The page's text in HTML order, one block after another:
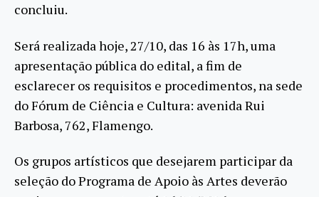
concluiu.
Será realizada hoje, 27/10, das 16 às 17h, uma
apresentação pública do edital, a fim de
esclarecer os requisitos e procedimentos, na sede
do Fórum de Ciência e Cultura: avenida Rui
Barbosa, 762, Flamengo.
Os grupos artísticos que desejarem participar da
seleção do Programa de Apoio às Artes deverão